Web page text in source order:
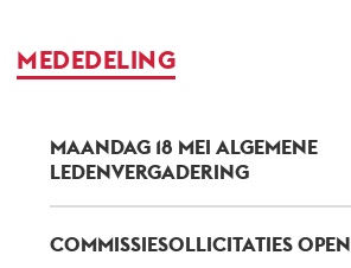
MEDEDELING
MAANDAG 18 MEI ALGEMENE
LEDENVERGADERING
COMMISSIESOLLICITATIES OPEN